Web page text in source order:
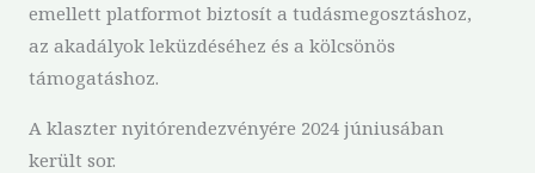
emellett platformot biztosít a tudásmegosztáshoz,
az akadályok leküzdéséhez és a kölcsönös
támogatáshoz.
A klaszter nyitórendezvényére 2024 júniusában
került sor.